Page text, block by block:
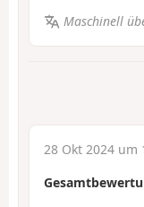
Maschinell
28 Okt 2024 um